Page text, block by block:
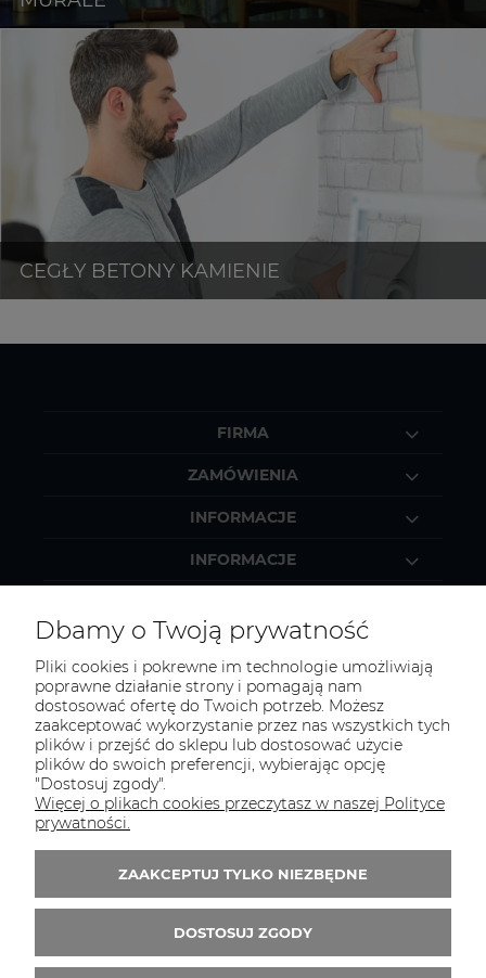
FIRMA
ZAMÓWIENIA
INFORMACJE
INFORMACJE
KONTAKT
Zapraszamy do kontaktu:
telefonicznie od 11:00 do 16:00
lub
Tel.:
52 344 48 53
Dbamy o Twoją prywatność
Pliki cookies i pokrewne im technologie umożliwiają
poprawne działanie strony i pomagają nam
dostosować ofertę do Twoich potrzeb. Możesz
zaakceptować wykorzystanie przez nas wszystkich tych
plików i przejść do sklepu lub dostosować użycie
plików do swoich preferencji, wybierając opcję
"Dostosuj zgody".
Więcej o plikach cookies przeczytasz w naszej Polityce
prywatności.
ZAAKCEPTUJ TYLKO NIEZBĘDNE
DOSTOSUJ ZGODY